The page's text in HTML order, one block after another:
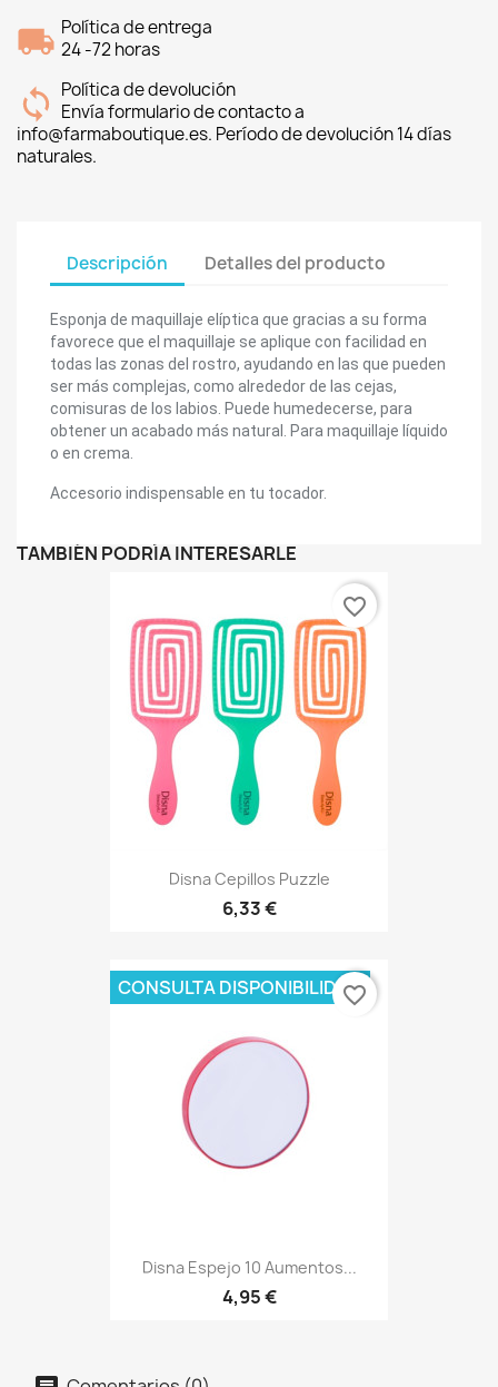
Política de entrega
24 -72 horas
Política de devolución
Envía formulario de contacto a
info@farmaboutique.es. Período de devolución 14 días
naturales.
Descripción Detalles del producto
Esponja de maquillaje elíptica que gracias a su forma
favorece que el maquillaje se aplique con facilidad en
todas las zonas del rostro, ayudando en las que pueden
ser más complejas, como alrededor de las cejas,
comisuras de los labios. Puede humedecerse, para
obtener un acabado más natural. Para maquillaje líquido
o en crema.
Accesorio indispensable en tu tocador.
TAMBIÉN PODRÍA INTERESARLE
Disna Cepillos Puzzle
6,33 €
favorite_border
Disna Espejo 10 Aumentos...
4,95 €
CONSULTA DISPONIBILIDAD
favorite_border